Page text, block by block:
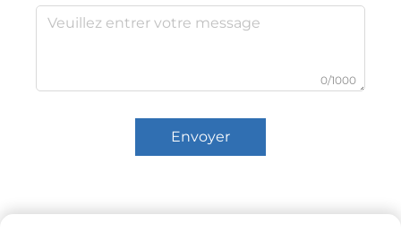
0/1000
Envoyer